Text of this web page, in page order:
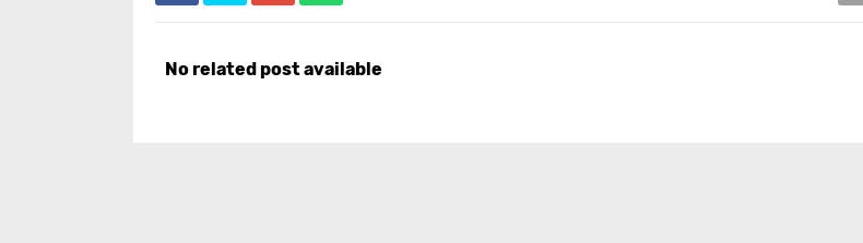
No related post available